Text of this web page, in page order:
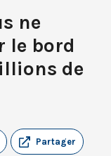
ne
le bord
de
Partager